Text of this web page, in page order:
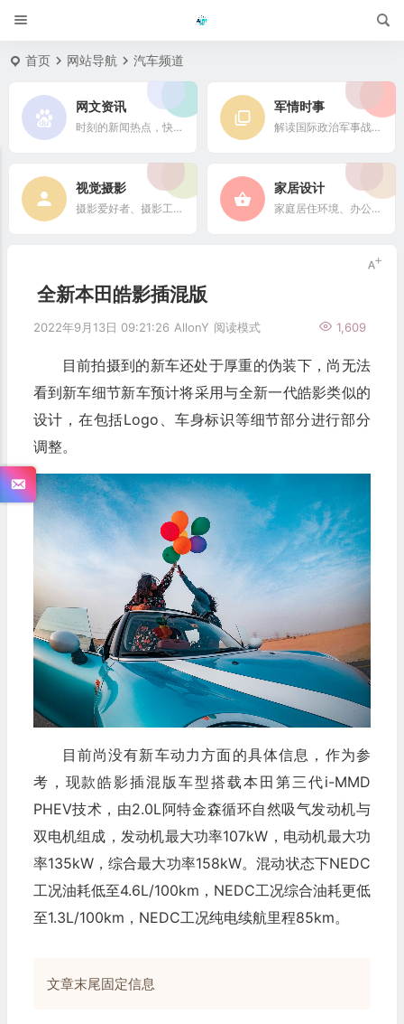
首页 网站导航 汽车频道
网文资讯
时刻的新闻热点，快速了解它们的最新进展
军情时事
解读国际政治军事战略格局
视觉摄影
摄影爱好者、摄影工作者及摄影行业信息
家居设计
家庭居住环境、办公场所、公共空间陈设风格以设计搭配
全新本田皓影插混版
2022年9月13日 09:21:26 AllonY 1,609
阅读模式
目前拍摄到的新车还处于厚重的伪装下，尚无法
看到新车细节新车预计将采用与全新一代皓影类似的
设计，在包括Logo、车身标识等细节部分进行部分
调整。
目前尚没有新车动力方面的具体信息，作为参
考，现款皓影插混版车型搭载本田第三代i-MMD
PHEV技术，由2.0L阿特金森循环自然吸气发动机与
双电机组成，发动机最大功率107kW，电动机最大功
率135kW，综合最大功率158kW。混动状态下NEDC
工况油耗低至4.6L/100km，NEDC工况综合油耗更低
至1.3L/100km，NEDC工况纯电续航里程85km。
文章末尾固定信息